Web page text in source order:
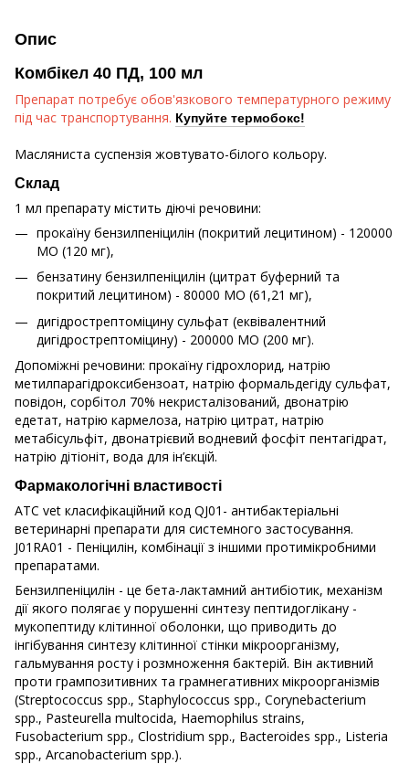
Опис
Комбікел 40 ПД, 100 мл
Препарат потребує обов'язкового температурного режиму
під час транспортування. Купуйте термобокс!
Масляниста суспензія жовтувато-білого кольору.
Склад
1 мл препарату містить діючі речовини:
прокаїну бензилпеніцилін (покритий лецитином) - 120000
MO (120 мг),
бензатину бензилпеніцилін (цитрат буферний та
покритий лецитином) - 80000 MO (61,21 мг),
дигідрострептоміцину сульфат (еквівалентний
дигідрострептоміцину) - 200000 MO (200 мг).
Допоміжні речовини: прокаїну гідрохлорид, натрію
метилпарагідроксибензоат, натрію формальдегіду сульфат,
повідон, сорбітол 70% некристалізований, двонатрію
едетат, натрію кармелоза, натрію цитрат, натрію
метабісульфіт, двонатрієвий водневий фосфіт пентагідрат,
натрію дітіоніт, вода для ін’єкцій.
Фармакологічні властивості
АТС vet класифікаційний код QJ01- антибактеріальні
ветеринарні препарати для системного застосування.
J01RA01 - Пеніцилін, комбінації з іншими протимікробними
препаратами.
Бензилпеніцилін - це бета-лактамний антибіотик, механізм
дії якого полягає у порушенні синтезу пептидоглікану -
мукопептиду клітинної оболонки, що приводить до
інгібування синтезу клітинної стінки мікроорганізму,
гальмування росту і розмноження бактерій. Він активний
проти грампозитивних та грамнегативних мікроорганізмів
(Streptococcus spp., Staphylococcus spp., Corynebacterium
spp., Pasteurella multocida, Haemophilus strains,
Fusobacterium spp., Clostridium spp., Bacteroides spp., Listeria
spp., Arcanobacterium spp.).